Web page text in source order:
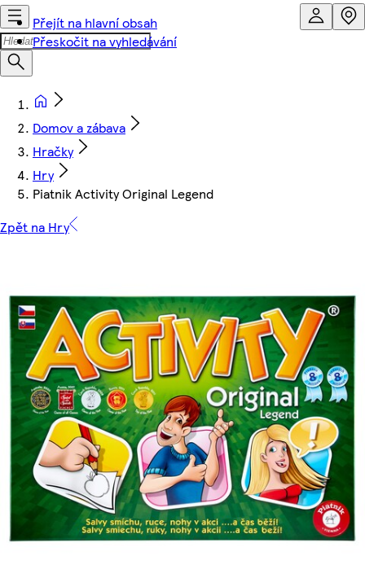
Přejít na hlavní obsah
Přeskočit na vyhledávání
Domov a zábava
Hračky
Hry
Piatnik Activity Original Legend
Zpět na Hry